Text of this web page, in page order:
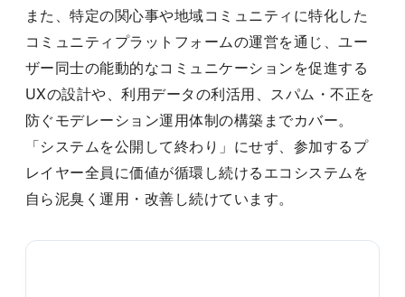
また、特定の関心事や地域コミュニティに特化した
コミュニティプラットフォームの運営を通じ、ユー
ザー同士の能動的なコミュニケーションを促進する
UXの設計や、利用データの利活用、スパム・不正を
防ぐモデレーション運用体制の構築までカバー。
「システムを公開して終わり」にせず、参加するプ
レイヤー全員に価値が循環し続けるエコシステムを
自ら泥臭く運用・改善し続けています。